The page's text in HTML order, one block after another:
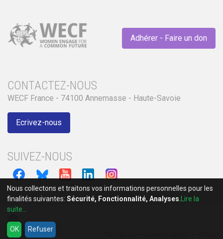
Adhérer - Faire un don
CONTACTEZ-NOUS
WECF France - 74100 Annemasse - Haute-Savoie
Ecrivez-nous
SUIVEZ-NOUS
language
Nous collectons et traitons vos informations personnelles pour les
finalités suivantes: Sécurité, Fonctionnalité, Analyses
Lire la
suite...
OK Refuser